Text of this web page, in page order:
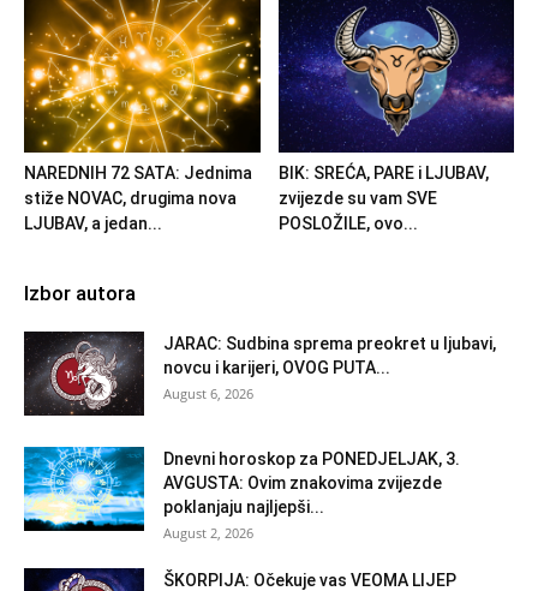
NAREDNIH 72 SATA: Jednima
stiže NOVAC, drugima nova
LJUBAV, a jedan...
BIK: SREĆA, PARE i LJUBAV,
zvijezde su vam SVE
POSLOŽILE, ovo...
Izbor autora
JARAC: Sudbina sprema preokret u ljubavi,
novcu i karijeri, OVOG PUTA...
August 6, 2026
Dnevni horoskop za PONEDJELJAK, 3.
AVGUSTA: Ovim znakovima zvijezde
poklanjaju najljepši...
August 2, 2026
ŠKORPIJA: Očekuje vas VEOMA LIJEP